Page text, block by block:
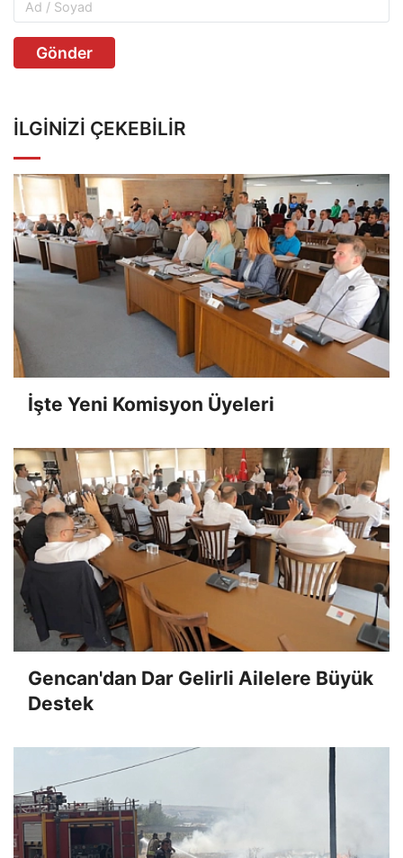
Gönder
İLGINIZI ÇEKEBILIR
İşte Yeni Komisyon Üyeleri
Gencan'dan Dar Gelirli Ailelere Büyük
Destek